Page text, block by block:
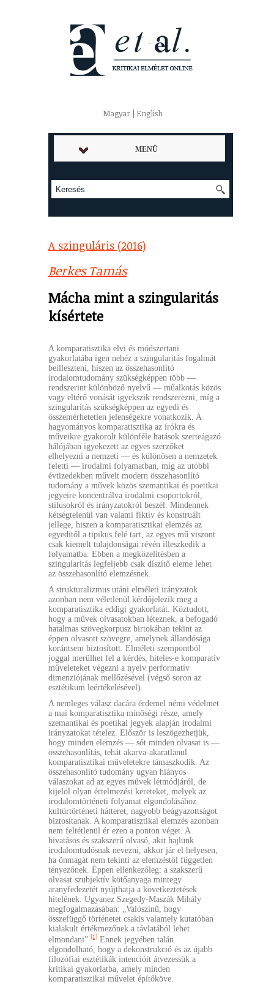
Magyar | English
MENÜ
A szinguláris (2016)
Berkes Tamás
Mácha mint a szingularitás
kísértete
A komparatisztika elvi és módszertani
gyakorlatába igen nehéz a szingularitás fogalmát
beilleszteni, hiszen az összehasonlító
irodalomtudomány szükségképpen több —
rendszerint különböző nyelvű — műalkotás közös
vagy eltérő vonását igyekszik rendszerezni, míg a
szingularitás szükségképpen az egyedi és
összemérhetetlen jelenségekre vonatkozik. A
hagyományos komparatisztika az írókra és
műveikre gyakorolt különféle hatások szerteágazó
hálójában igyekezett az egyes szerzőket
elhelyezni a nemzeti — és különösen a nemzetek
feletti — irodalmi folyamatban, míg az utóbbi
évtizedekben művelt modern összehasonlító
tudomány a művek közös szemantikai és poetikai
jegyeire koncentrálva irodalmi csoportokról,
stílusokról és irányzatokról beszél. Mindennek
kétségtelenül van valami fiktív és konstruált
jellege, hiszen a komparatisztikai elemzés az
egyeditől a tipikus felé tart, az egyes mű viszont
csak kiemelt tulajdonságai révén illeszkedik a
folyamatba. Ebben a megközelítésben a
szingularitás legfeljebb csak díszítő eleme lehet
az összehasonlító elemzésnek.
A strukturalizmus utáni elméleti irányzatok
azonban nem véletlenül kérdőjelezik meg a
komparatisztika eddigi gyakorlatát. Köztudott,
hogy a művek olvasatokban léteznek, a befogadó
hatalmas szövegkorpusz birtokában tekint az
éppen olvasott szövegre, amelynek állandósága
korántsem biztosított. Elméleti szempontból
joggal merülhet fel a kérdés, hiteles-e komparatív
műveleteket végezni a nyelv performatív
dimenziójának mellőzésével (végső soron az
esztétikum leértékelésével).
A nemleges válasz dacára érdemel némi védelmet
a mai komparatisztika minőségi része, amely
szemantikai és poetikai jegyek alapján irodalmi
irányzatokat tételez. Először is leszögezhetjük,
hogy minden elemzés — sőt minden olvasat is —
összehasonlítás, tehát akarva-akaratlanul
komparatisztikai műveletekre támaszkodik. Az
összehasonlító tudomány ugyan hiányos
válaszokat ad az egyes művek létmódjáról, de
kijelöl olyan értelmezési kereteket, melyek az
irodalomtörténeti folyamat elgondolásához
kultúrtörténeti hátteret, nagyobb beágyazottságot
biztosítanak. A komparatisztikai elemzés azonban
nem feltétlenül ér ezen a ponton véget. A
hivatásos és szakszerű olvasó, akit hajlunk
irodalomtudósnak nevezni, akkor jár el helyesen,
ha önmagát nem tekinti az elemzéstől független
tényezőnek. Éppen ellenkezőleg: a szakszerű
olvasat szubjektív kötőanyaga mintegy
aranyfedezetét nyújthatja a következtetések
hitelének. Ugyanez Szegedy-Maszák Mihály
megfogalmazásában: „Valószínű, hogy
összefüggő történetet csakis valamely kutatóban
kialakult értékmezőnek a távlatából lehet
elmondani”. [1] Ennek jegyében talán
elgondolható, hogy a dekonstrukció és az újabb
filozófiai esztétikák intencióit átvezessük a
kritikai gyakorlatba, amely minden
komparatisztikai művelet építőköve.